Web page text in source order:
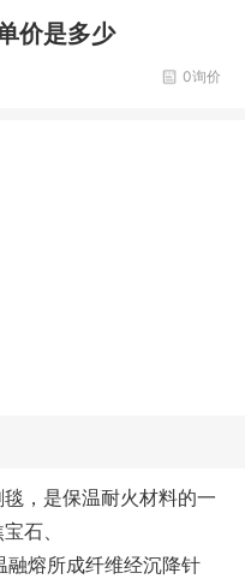
价是多少
0询价
，是保温耐火材料的一
石、
熔所成纤维经沉降针